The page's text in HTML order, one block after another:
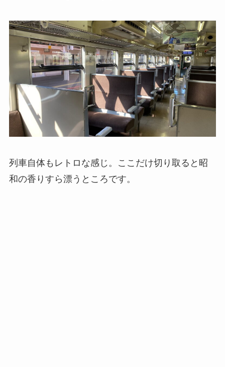
列車自体もレトロな感じ。ここだけ切り取ると昭
和の香りすら漂うところです。